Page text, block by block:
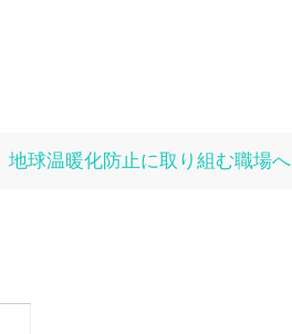
地球温暖化防止に取り組む職場へ